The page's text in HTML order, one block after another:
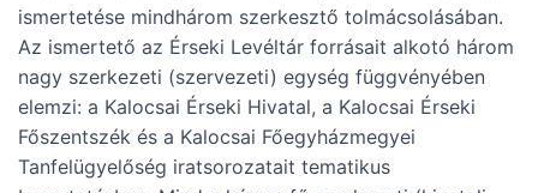
ismertetése mindhárom szerkesztő tolmácsolásában.
Az ismertető az Érseki Levéltár forrásait alkotó három
nagy szerkezeti (szervezeti) egység függvényében
elemzi: a Kalocsai Érseki Hivatal, a Kalocsai Érseki
Főszentszék és a Kalocsai Főegyházmegyei
Tanfelügyelőség iratsorozatait tematikus